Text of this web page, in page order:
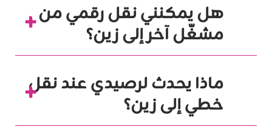
هل يمكنني نقل رقمي من
مشغّل آخر إلى زين؟
ماذا يحدث لرصيدي عند نقل
خطي إلى زين؟